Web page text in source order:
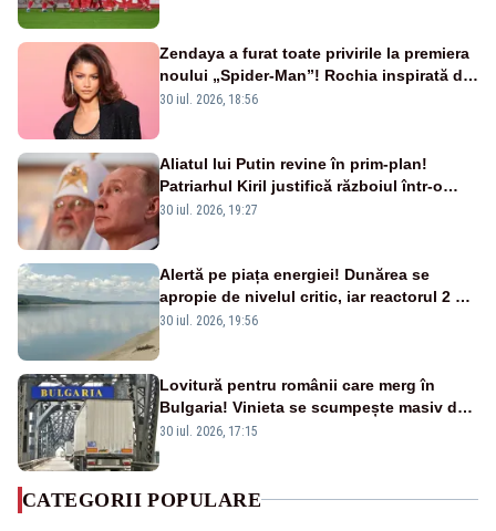
Zendaya a furat toate privirile la premiera
noului „Spider-Man”! Rochia inspirată de
pânza de păianjen a făcut senzație
30 iul. 2026, 18:56
Aliatul lui Putin revine în prim-plan!
Patriarhul Kiril justifică războiul într-o
nouă carte
30 iul. 2026, 19:27
Alertă pe piața energiei! Dunărea se
apropie de nivelul critic, iar reactorul 2 de
la Cernavodă ar putea fi oprit
30 iul. 2026, 19:56
Lovitură pentru românii care merg în
Bulgaria! Vinieta se scumpește masiv de
la 1 august
30 iul. 2026, 17:15
CATEGORII POPULARE